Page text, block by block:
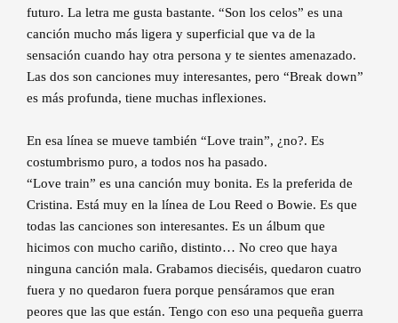
futuro. La letra me gusta bastante. “Son los celos” es una
canción mucho más ligera y superficial que va de la
sensación cuando hay otra persona y te sientes amenazado.
Las dos son canciones muy interesantes, pero “Break down”
es más profunda, tiene muchas inflexiones.
En esa línea se mueve también “Love train”, ¿no?. Es
costumbrismo puro, a todos nos ha pasado.
“Love train” es una canción muy bonita. Es la preferida de
Cristina. Está muy en la línea de Lou Reed o Bowie. Es que
todas las canciones son interesantes. Es un álbum que
hicimos con mucho cariño, distinto… No creo que haya
ninguna canción mala. Grabamos dieciséis, quedaron cuatro
fuera y no quedaron fuera porque pensáramos que eran
peores que las que están. Tengo con eso una pequeña guerra